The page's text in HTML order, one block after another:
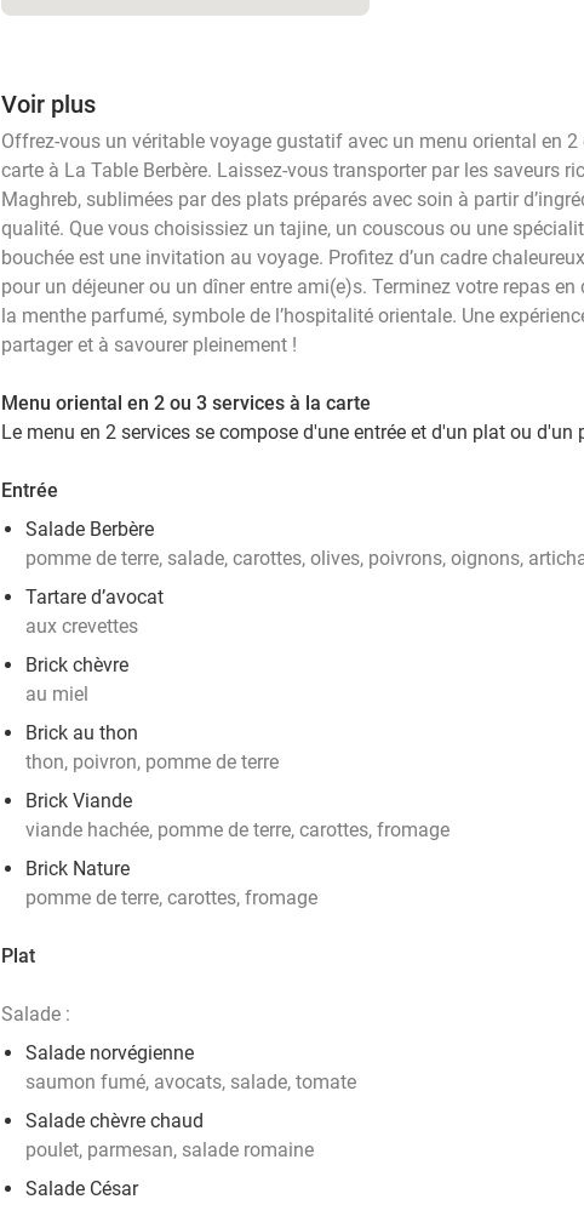
Voir plus
Offrez-vous un véritable voyage gustatif avec un menu oriental en 2
carte à La Table Berbère. Laissez-vous transporter par les saveurs
Maghreb, sublimées par des plats préparés avec soin à partir
qualité. Que vous choisissiez un tajine, un couscous ou une
bouchée est une invitation au voyage. Profitez d’un cadre
pour un déjeuner ou un dîner entre ami(e)s. Terminez votre repas en
la menthe parfumé, symbole de l’hospitalité orientale. Une
partager et à savourer pleinement !
Menu oriental en 2 ou 3 services à la carte
Le menu en 2 services se compose d'une entrée et d'un plat ou d'un
Entrée
Salade Berbère
pomme de terre, salade, carottes, olives, poivrons, oignons,
Tartare d’avocat
aux crevettes
Brick chèvre
au miel
Brick au thon
thon, poivron, pomme de terre
Brick Viande
viande hachée, pomme de terre, carottes, fromage
Brick Nature
pomme de terre, carottes, fromage
Plat
Salade :
Salade norvégienne
saumon fumé, avocats, salade, tomate
Salade chèvre chaud
poulet, parmesan, salade romaine
Salade César